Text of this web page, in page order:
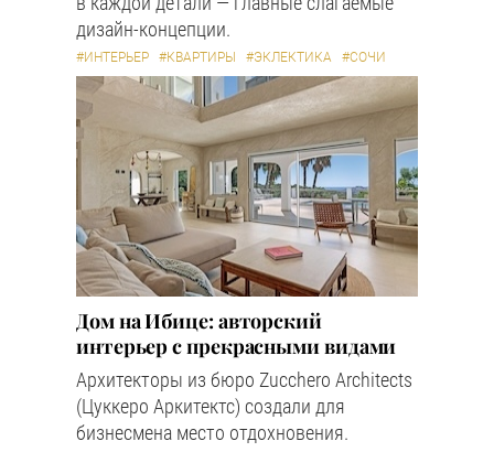
дизайн-концепции.
#ИНТЕРЬЕР #КВАРТИРЫ #ЭКЛЕКТИКА #СОЧИ
Дом на Ибице: авторский
интерьер с прекрасными видами
Архитекторы из бюро Zucchero Architects
(Цуккеро Аркитектс) создали для
бизнесмена место отдохновения.